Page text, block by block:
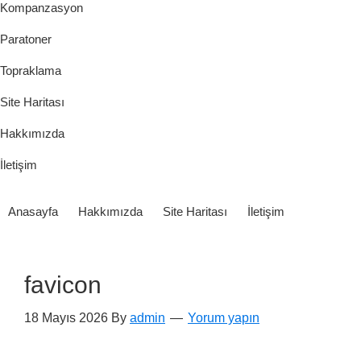
Kompanzasyon
Paratoner
Topraklama
Site Haritası
Hakkımızda
İletişim
Anasayfa Hakkımızda Site Haritası İletişim
favicon
18 Mayıs 2026 By admin Yorum yapın